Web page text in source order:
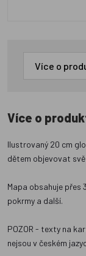
Více o
Více o
Ilustrovaný 20 cm
dětem objevovat
Mapa obsahuje
pokrmy a další.
POZOR - texty na
nejsou v českém